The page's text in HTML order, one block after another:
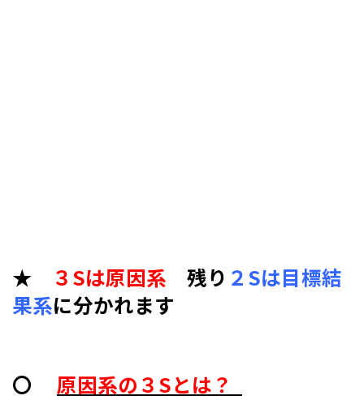
★ ３Sは原因系 残り ２Sは目標結
果系に分かれます
〇 原因系の３Sとは？